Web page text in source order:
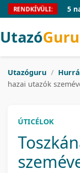
RENDKÍVÜLI:
Mallorca 5 nap/4
UtazóGuru
Utazóguru /
hazai utazók
ÚTICÉLOK